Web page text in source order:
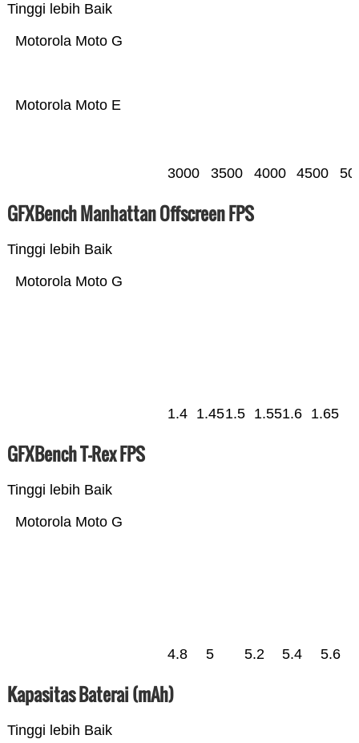
Tinggi lebih Baik
Motorola Moto E
Motorola Moto G
3000 3500 4000 4500
GFXBench Manhattan Offscreen FPS
Tinggi lebih Baik
Motorola Moto G
1.4 1.451.5 1.551.6 1.65
GFXBench T-Rex FPS
Tinggi lebih Baik
Motorola Moto G
4.8 5 5.2 5.4 5.6
Kapasitas Baterai (mAh)
Tinggi lebih Baik